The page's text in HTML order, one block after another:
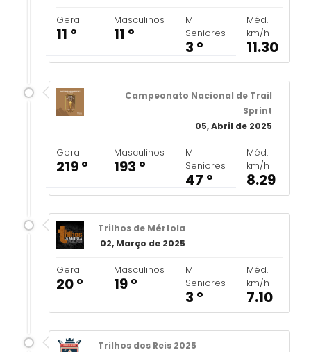
Geral
11 º
Masculinos
11 º
M
Seniores
3 º
Méd.
km/h
11.30
Campeonato Nacional de Trail
Sprint
05, Abril de 2025
Geral
219 º
Masculinos
193 º
M
Seniores
47 º
Méd.
km/h
8.29
Trilhos de Mértola
02, Março de 2025
Geral
20 º
Masculinos
19 º
M
Seniores
3 º
Méd.
km/h
7.10
Trilhos dos Reis 2025